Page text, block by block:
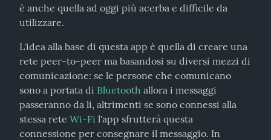
è anche quella ad oggi più acerba e difficile da
utilizzare.
L'idea alla base di questa app è quella di creare una
rete peer-to-peer ma basandosi su diversi mezzi di
comunicazione: se le persone che comunicano
sono a portata di Bluetooth allora i messaggi
passeranno da li, altrimenti se sono connessi alla
stessa rete Wi-Fi l'app sfrutterà questa
connessione per consegnare il messaggio. In